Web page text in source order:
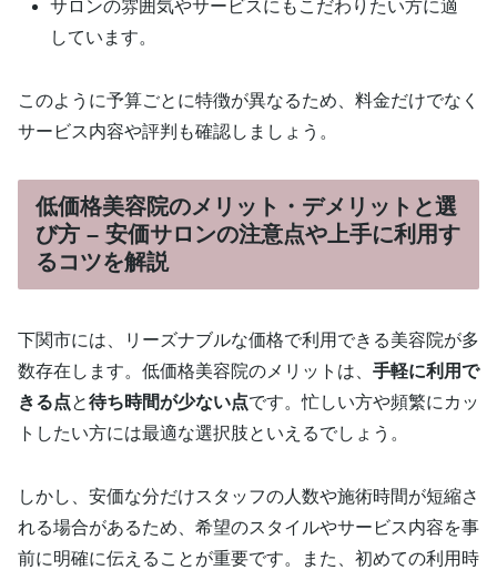
サロンの雰囲気やサービスにもこだわりたい方に適
しています。
このように予算ごとに特徴が異なるため、料金だけでなく
サービス内容や評判も確認しましょう。
低価格美容院のメリット・デメリットと選
び方 – 安価サロンの注意点や上手に利用す
るコツを解説
下関市には、リーズナブルな価格で利用できる美容院が多
数存在します。低価格美容院のメリットは、 手軽に利用で
きる点と待ち時間が少ない点です。忙しい方や頻繁にカッ
トしたい方には最適な選択肢といえるでしょう。
しかし、安価な分だけスタッフの人数や施術時間が短縮さ
れる場合があるため、希望のスタイルやサービス内容を事
前に明確に伝えることが重要です。また、初めての利用時